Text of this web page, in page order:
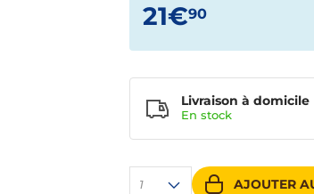
21€90
1 AJOUTER
Livraison à domicile
En stock